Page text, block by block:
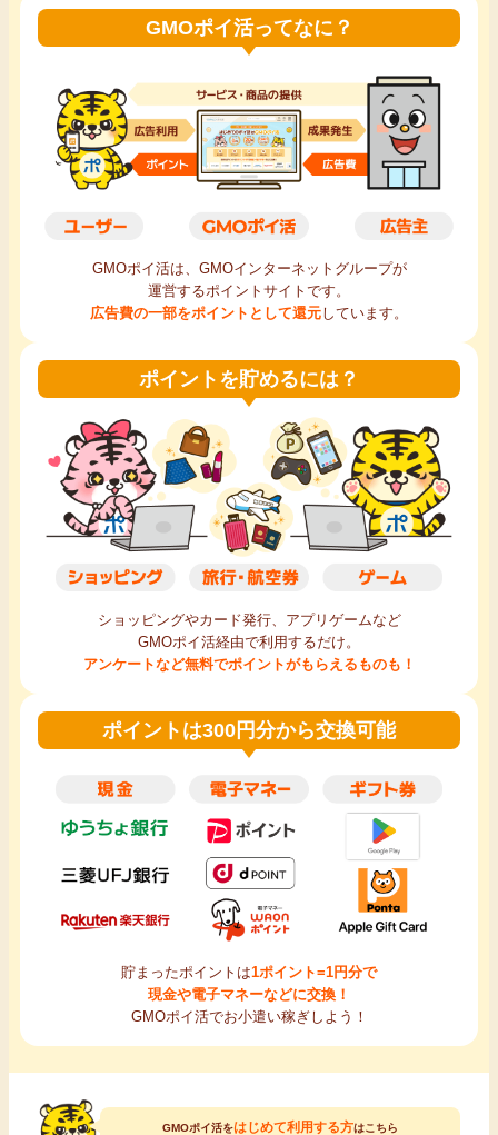
カード比較
毎日ゲット
特集一覧
ヘルプセンター
家計の固定費
GMOポイ活ってなに？
GMOポイ活は、GMOインターネットグループが
運営するポイントサイトです。
広告費の一部をポイントとして還元しています。
ポイントを貯めるには？
ショッピングやカード発行、アプリゲームなど
GMOポイ活経由で利用するだけ。
アンケートなど無料でポイントがもらえるものも！
ポイントは300円分から交換可能
貯まったポイントは1ポイント=1円分で
現金や電子マネーなどに交換！
GMOポイ活でお小遣い稼ぎしよう！
GMOポイ活をはじめて利用する方はこちら